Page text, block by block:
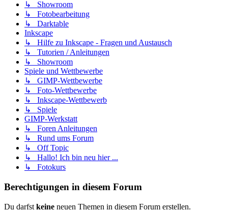
↳ Showroom
↳ Fotobearbeitung
↳ Darktable
Inkscape
↳ Hilfe zu Inkscape - Fragen und Austausch
↳ Tutorien / Anleitungen
↳ Showroom
Spiele und Wettbewerbe
↳ GIMP-Wettbewerbe
↳ Foto-Wettbewerbe
↳ Inkscape-Wettbewerb
↳ Spiele
GIMP-Werkstatt
↳ Foren Anleitungen
↳ Rund ums Forum
↳ Off Topic
↳ Hallo! Ich bin neu hier ...
↳ Fotokurs
Berechtigungen in diesem Forum
Du darfst keine neuen Themen in diesem Forum erstellen.